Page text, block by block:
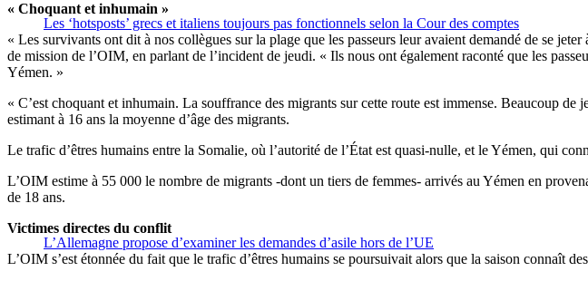
Les ‘hotsposts’ grecs et italiens toujours pas fonctionnels selon la Cour des comptes
« Choquant et inhumain »
« Les survivants ont dit à nos collègues sur la plage que les passeurs leur avaient demandé de se
de mission de l’OIM, en parlant de l’incident de jeudi. « Ils nous ont également raconté que les
Yémen. »
« C’est choquant et inhumain. La souffrance des migrants sur cette route est immense. Beaucoup
estimant à 16 ans la moyenne d’âge des migrants.
Le trafic d’êtres humains entre la Somalie, où l’autorité de l’État est quasi-nulle, et le Yémen, qui
L’OIM estime à 55 000 le nombre de migrants -dont un tiers de femmes- arrivés au Yémen en
de 18 ans.
L’Allemagne propose d’examiner les demandes d’asile hors de l’UE
Victimes directes du conflit
L’OIM s’est étonnée du fait que le trafic d’êtres humains se poursuivait alors que la saison connaît